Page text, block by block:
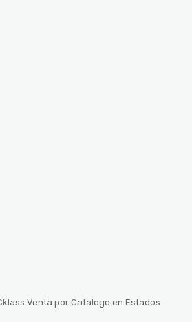
Venta por Catalogo en Estados